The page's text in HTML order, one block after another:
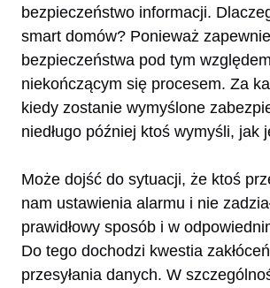
bezpieczeństwo informacji.
smart domów? Ponieważ
bezpieczeństwa pod tym
niekończącym się procesem. Za
kiedy zostanie wymyślone
niedługo później ktoś wymyśli, jak
Może dojść do sytuacji, że ktoś
nam ustawienia alarmu i nie
prawidłowy sposób i w
Do tego dochodzi kwestia
przesyłania danych. W